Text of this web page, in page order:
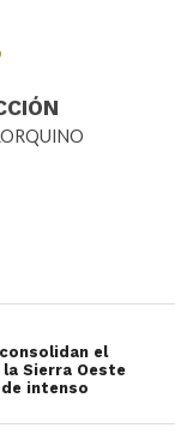
el
Sierra Oeste
intenso